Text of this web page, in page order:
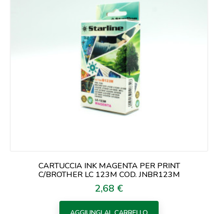
CARTUCCIA INK MAGENTA PER PRINT
C/BROTHER LC 123M COD. JNBR123M
Prezzo
2,68 €